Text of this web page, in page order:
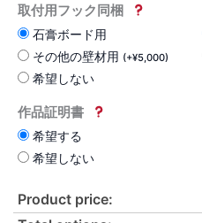
取付用フック同梱
石膏ボード用
その他の壁材用 (+¥5,000)
希望しない
作品証明書
希望する
希望しない
Product price: